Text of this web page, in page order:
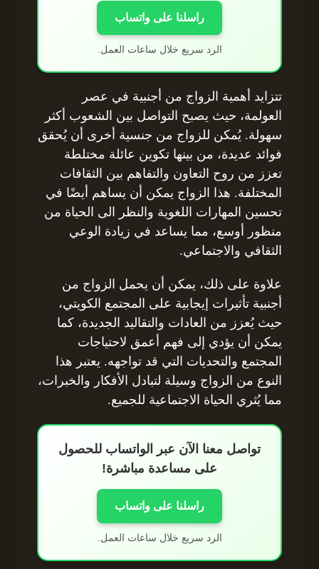
راسلنا على واتساب
الرد سريع خلال ساعات العمل.
تتزايد أهمية الزواج من أجنبية في عصر
العولمة، حيث يصبح التواصل بين الشعوب أكثر
سهولة. يُمكن للزواج من جنسية أخرى أن يُحقق
فوائد عديدة، من بينها تكوين عائلة مختلطة
تعزز من روح التعاون والتفاهم بين الثقافات
المختلفة. هذا الزواج يمكن أن يساهم أيضًا في
تحسين المهارات اللغوية والنظر الى الحياة من
منظور أوسع، مما يساعد في زيادة الوعي
الثقافي والاجتماعي.
علاوة على ذلك، يمكن أن يحمل الزواج من
أجنبية تأثيرات إيجابية على المجتمع الكويتي،
حيث يُعزز من العادات والتقاليد الجديدة، كما
يمكن أن يؤدي إلى فهم أعمق لاحتياجات
المجتمع والتحديات التي قد تواجهه. يعتبر هذا
النوع من الزواج وسيلة لتبادل الأفكار والخبرات،
مما يُثري الحياة الاجتماعية للجميع.
تواصل معنا الآن عبر الواتساب للحصول
على مساعدة مباشرة!
راسلنا على واتساب
الرد سريع خلال ساعات العمل.